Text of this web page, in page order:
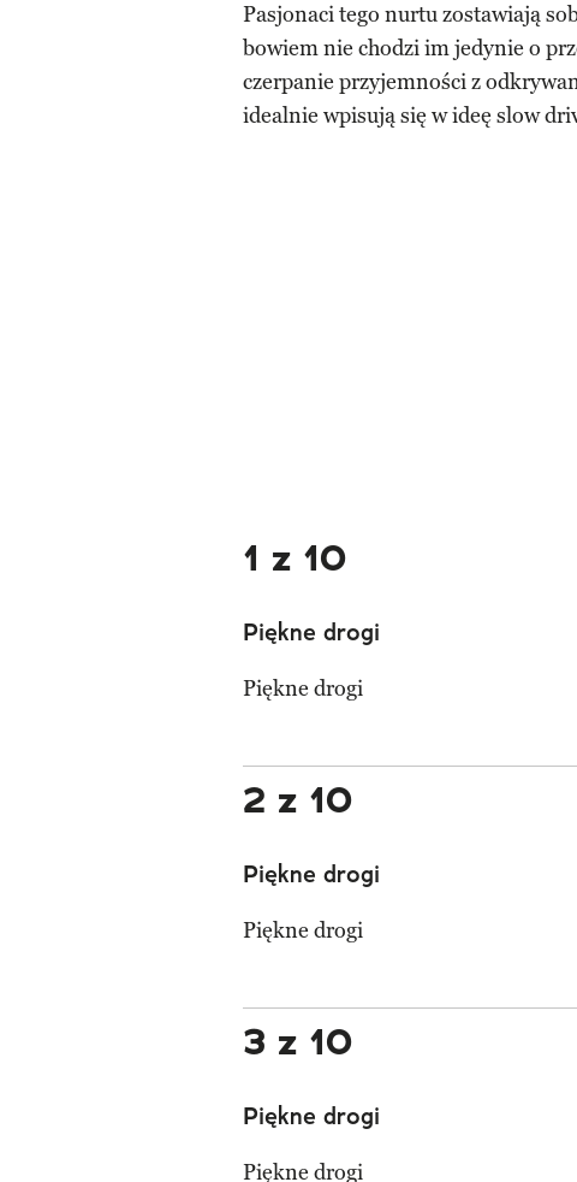
Pasjonaci tego nurtu zostawiają
bowiem nie chodzi im jedynie o
czerpanie przyjemności z
idealnie wpisują się w ideę slow
1 z 10
Piękne drogi
Piękne drogi
2 z 10
Piękne drogi
Piękne drogi
3 z 10
Piękne drogi
Piękne drogi